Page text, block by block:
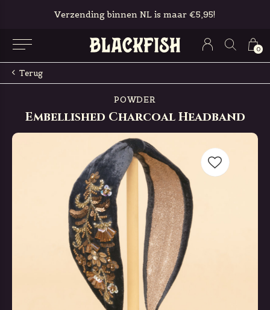
0
Verzending binnen NL is maar €5,95!
Terug
POWDER
Embellished Charcoal Headband